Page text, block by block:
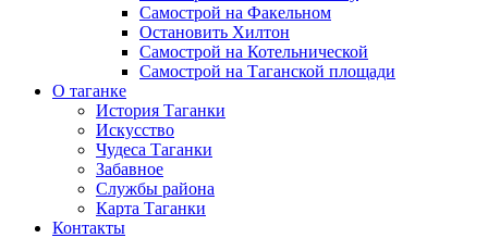
Самострой на Факельном
Остановить Хилтон
Самострой на Котельнической
Самострой на Таганской площади
О таганке
История Таганки
Искусство
Чудеса Таганки
Забавное
Службы района
Карта Таганки
Контакты